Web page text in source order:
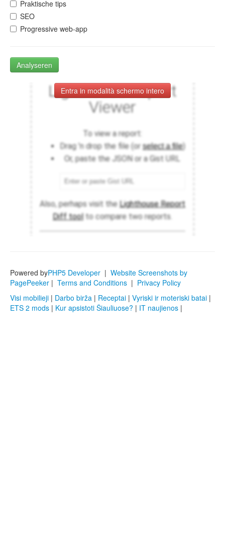
Praktische tips
SEO
Progressive web-app
Analyseren
Entra in modalità schermo intero
Powered byPHP5 Developer | Website Screenshots by
PagePeeker | Terms and Conditions | Privacy Policy
Visi mobilieji | Darbo birža | Receptai | Vyriski ir moteriski batai |
ETS 2 mods | Kur apsistoti Šiauliuose? | IT naujienos |